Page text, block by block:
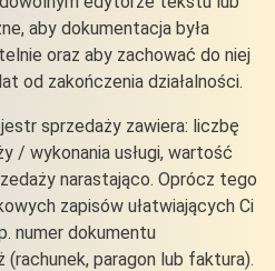
aby dokumentacja była
oraz aby zachować do niej
od zakończenia działalności.
sprzedaży zawiera: liczbę
/ wykonania usługi, wartość
narastająco. Oprócz tego
zapisów ułatwiających Ci
numer dokumentu
paragon lub faktura).